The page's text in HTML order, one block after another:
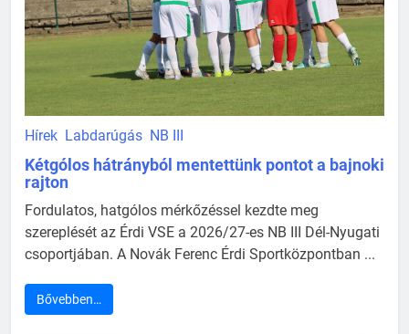
Hírek Labdarúgás NB III
Kétgólos hátrányból mentettünk pontot a bajnoki
rajton
Fordulatos, hatgólos mérkőzéssel kezdte meg
szereplését az Érdi VSE a 2026/27-es NB III Dél-Nyugati
csoportjában. A Novák Ferenc Érdi Sportközpontban ...
Bővebben…